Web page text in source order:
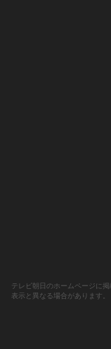
テレビ朝日のホームページに
表示と異なる場合があります。